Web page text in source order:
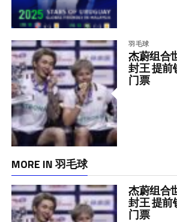
羽毛球
杰蔚组合
封王 提前
门票
MORE IN 羽毛球
杰蔚组合
封王 提前
门票